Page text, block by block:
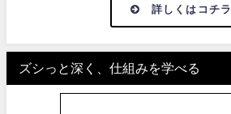
詳しくはコチラ
ズシっと深く、仕組みを学べる